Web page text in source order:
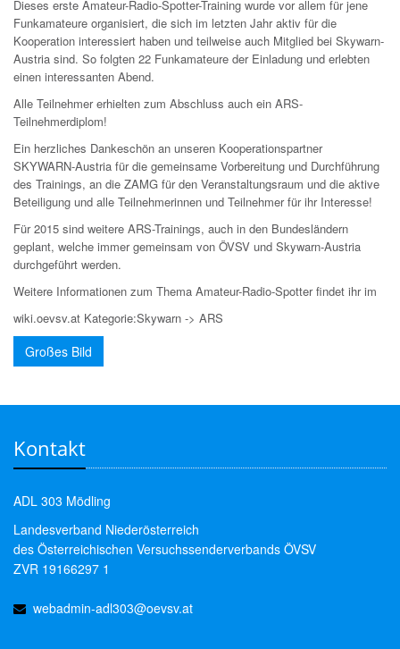
Dieses erste Amateur-Radio-Spotter-Training wurde vor allem für jene
Funkamateure organisiert, die sich im letzten Jahr aktiv für die
Kooperation interessiert haben und teilweise auch Mitglied bei Skywarn-
Austria sind. So folgten 22 Funkamateure der Einladung und erlebten
einen interessanten Abend.
Alle Teilnehmer erhielten zum Abschluss auch ein ARS-
Teilnehmerdiplom!
Ein herzliches Dankeschön an unseren Kooperationspartner
SKYWARN-Austria für die gemeinsame Vorbereitung und Durchführung
des Trainings, an die ZAMG für den Veranstaltungsraum und die aktive
Beteiligung und alle Teilnehmerinnen und Teilnehmer für ihr Interesse!
Für 2015 sind weitere ARS-Trainings, auch in den Bundesländern
geplant, welche immer gemeinsam von ÖVSV und Skywarn-Austria
durchgeführt werden.
Weitere Informationen zum Thema Amateur-Radio-Spotter findet ihr im
wiki.oevsv.at Kategorie:Skywarn -> ARS
Großes Bild
Kontakt
ADL 303 Mödling
Landesverband Niederösterreich
des Österreichischen Versuchssenderverbands ÖVSV
ZVR 19166297 1
webadmin-adl303@oevsv.at